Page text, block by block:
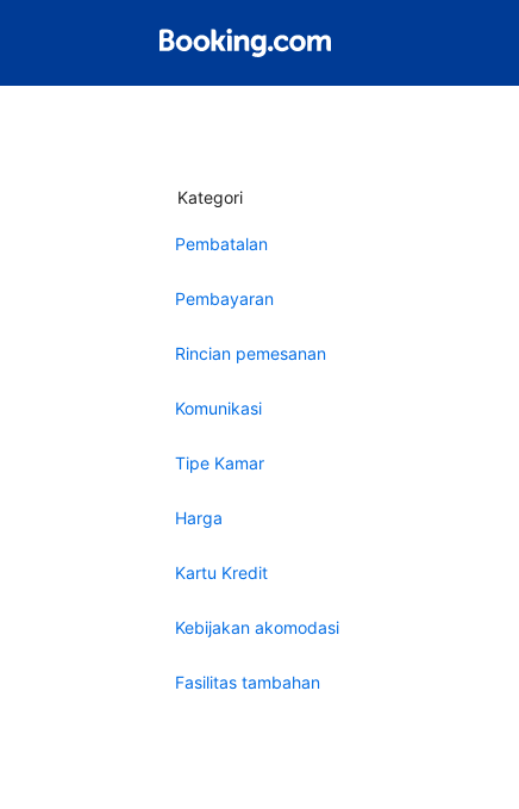
Kategori
Pembatalan
Pembayaran
Rincian pemesanan
Komunikasi
Tipe Kamar
Harga
Kartu Kredit
Kebijakan akomodasi
Fasilitas tambahan